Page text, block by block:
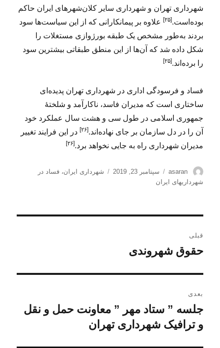
شهرداری تهران و شهرداری سایر کلان‌شهرهای ایران حاکم
بوده‌است.[۲۵]
علاوه بر پیمانکارانی که از این سیاست‌ها سود
بردند به‌طور مشخص یک طبقه بورژوازی مستغلات را
شکل داده شد که آن‌ها از این منطق طبقاتی بیشترین سود
را برده‌اند.[۲۵]
فساد و فرسودگی اداری در شهرداری تهران پدیده‌ای
ساختاری است که مدیران فاسد، ناکارآمد و شلختهٔ
جمهوری اسلامی در طول سی و هشت سال عملکرد خود
آن را در دل سازمان بر جای نهاده‌اند.[۲۶]
در این فرایند تغییر
مدیران شهرداری راه به جایی نخواهد برد.[۲۶]
نویسنده
asaran
ارسال
شده
سپتامبر 23, 2019 برچسب‌ها
شهرداری ایران،فساد در
شهرداریهای ایران
نوشته
قبلی
نوشته
حقوق شهروندی
بعدی
نوشته
بعدی:
جلسه ” ستاد مهر ” معاونت حمل و نقل
و ترافیک شهرداری تهران